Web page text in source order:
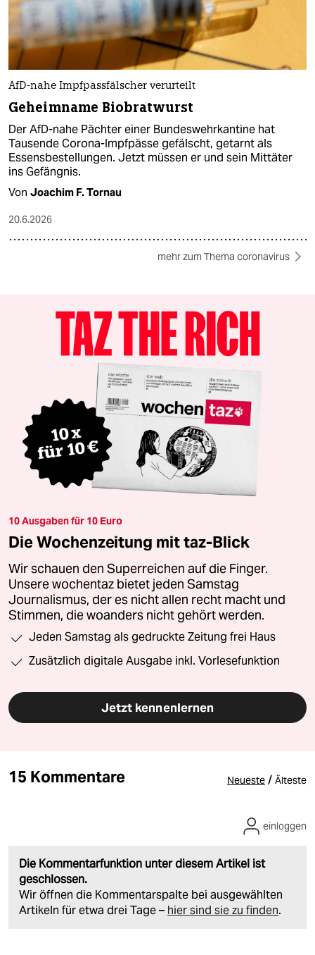
AfD-nahe Impfpassfälscher verurteilt
Geheimname Biobratwurst
Der AfD-nahe Pächter einer Bundeswehrkantine hat
Tausende Corona-Impfpässe gefälscht, getarnt als
Essensbestellungen. Jetzt müssen er und sein Mittäter
ins Gefängnis.
Von Joachim F. Tornau
20.6.2026
mehr zum Thema coronavirus
10 Ausgaben für 10 Euro
Die Wochenzeitung mit taz-Blick
Wir schauen den Superreichen auf die Finger.
Unsere wochentaz bietet jeden Samstag
Journalismus, der es nicht allen recht macht und
Stimmen, die woanders nicht gehört werden.
Jeden Samstag als gedruckte Zeitung frei Haus
Zusätzlich digitale Ausgabe inkl. Vorlesefunktion
Jetzt kennenlernen
15 Kommentare Neueste / Älteste
Die Kommentarfunktion unter diesem Artikel ist
geschlossen.
Wir öffnen die Kommentarspalte bei ausgewählten
Artikeln für etwa drei Tage – hier sind sie zu finden.
einloggen